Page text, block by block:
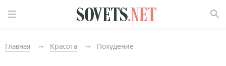
Главная Красота Похудение